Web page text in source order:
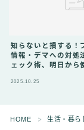
知らないと損する！
情報・デマへの対処
ェック術、明日から
2025.10.25
HOME ＞ 生活・暮ら